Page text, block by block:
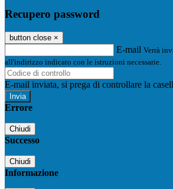
Recupero password
button close ×
E-mail Verrà
all'indirizzo indicato con le istruzioni necessarie.
E-mail inviata, si prega di controllare la
Errore
Chiudi
Successo
Chiudi
Informazione